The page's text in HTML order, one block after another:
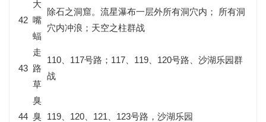
42
大
嘴
蝠
除石之洞窟。流星瀑布一层外所有洞穴内； 所有洞
穴内冲浪；天空之柱群战
43
走
路
草
110、117号路；117、119、120号路、沙湖乐园群
战
44
臭
臭 119、120、121、123号路，沙湖乐园